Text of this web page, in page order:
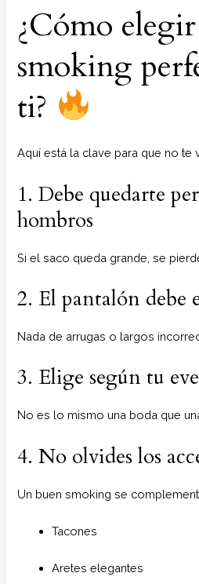
¿Cómo
smoking
ti?
Aquí está la clave para que no te
1. Debe quedarte
hombros
Si el saco queda grande, se
2. El pantalón debe
Nada de arrugas o largos
3. Elige según tu
No es lo mismo una boda que
4. No olvides los
Un buen smoking se
Tacones
Aretes elegantes